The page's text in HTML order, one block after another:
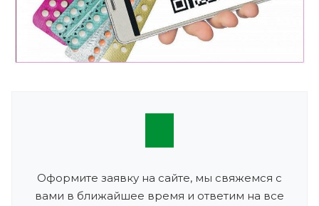
Оформите заявку на сайте, мы свяжемся с
вами в ближайшее время и ответим на все